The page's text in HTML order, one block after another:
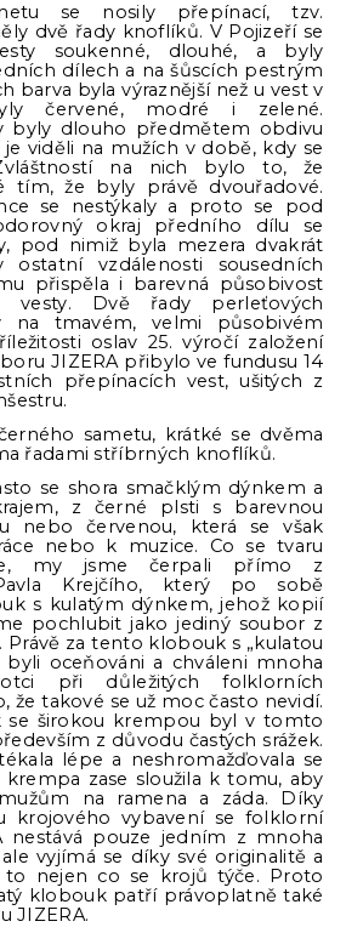
se nosily přepínací, tzv.
dvě řady knoflíků. V Pojizeří se
soukenné, dlouhé, a byly
dílech a na šůscích pestrým
barva byla výraznější než u vest v
červené, modré i zelené.
byly dlouho předmětem obdivu
viděli na mužích v době, kdy se
na nich bylo to, že
tím, že byly právě dvouřadové.
se nestýkaly a proto se pod
okraj předního dílu se
pod nimiž byla mezera dvakrát
vzdálenosti sousedních
přispěla i barevná působivost
vesty. Dvě řady perleťových
na tmavém, velmi působivém
oslav 25. výročí založení
JIZERA přibylo ve fundusu 14
přepínacích vest, ušitých z
sametu, krátké se dvěma
řadami stříbrných knoflíků.
se shora smačklým dýnkem a
z černé plsti s barevnou
nebo červenou, která se však
nebo k muzice. Co se tvaru
my jsme čerpali přímo z
Krejčího, který po sobě
s kulatým dýnkem, jehož kopií
pochlubit jako jediný soubor z
Právě za tento klobouk s „kulatou
byli oceňováni a chváleni mnoha
při důležitých folklorních
že takové se už moc často nevidí.
se širokou krempou byl v tomto
z důvodu častých srážek.
lépe a neshromažďovala se
krempa zase sloužila k tomu, aby
na ramena a záda. Díky
krojového vybavení se folklorní
nestává pouze jedním z mnoha
vyjímá se díky své originalitě a
to nejen co se krojů týče. Proto
klobouk patří právoplatně také
JIZERA.